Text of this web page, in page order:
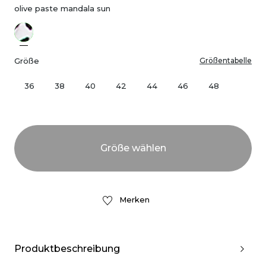
olive paste mandala sun
Größe Größentabelle
36 38 40 42 44 46 48
Merken
Produktbeschreibung